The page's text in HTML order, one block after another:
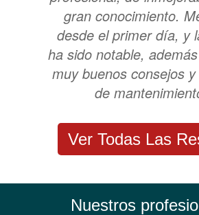
gran conocimiento.
desde el primer día, y
ha sido notable,
muy buenos consejos
de
Ver Todas Las
Nuestros